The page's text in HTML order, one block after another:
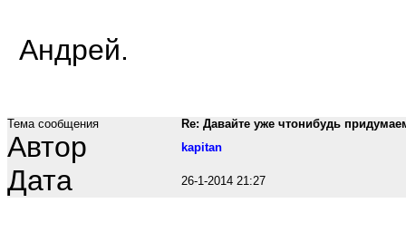
Андрей.
Тема сообщения Re: Давайте уже чтонибудь
Автор kapitan
Дата 26-1-2014 21:27